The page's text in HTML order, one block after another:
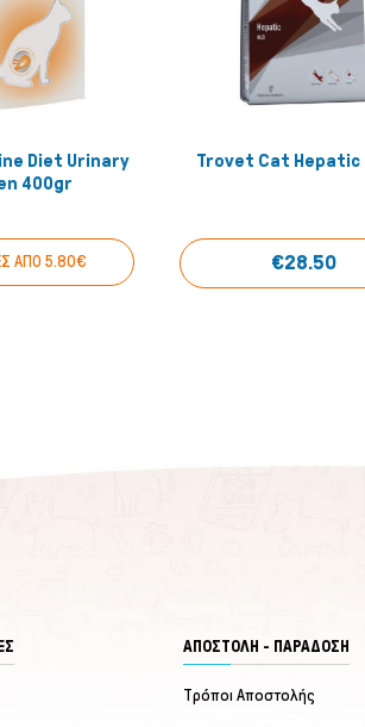
View
Diet Urinary
400gr
ΑΠΟ 5.80€
Quick View
Trovet Cat Hepatic
€28.50
ΑΠΟΣΤΟΛΗ - ΠΑΡΑΔΟΣΗ
Τρόποι Αποστολής